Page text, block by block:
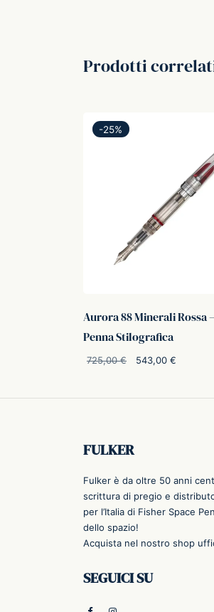
Prodotti
-25%
Aurora 88 Minerali Rossa –
Penna Stilografica
725,00€
Il prezzo
543,00 €
FULKER
Fulker è da oltre 50 anni
scrittura di pregio e
per l’Italia di Fisher Space
dello spazio!
Acquista nel nostro shop
SEGUICI SU